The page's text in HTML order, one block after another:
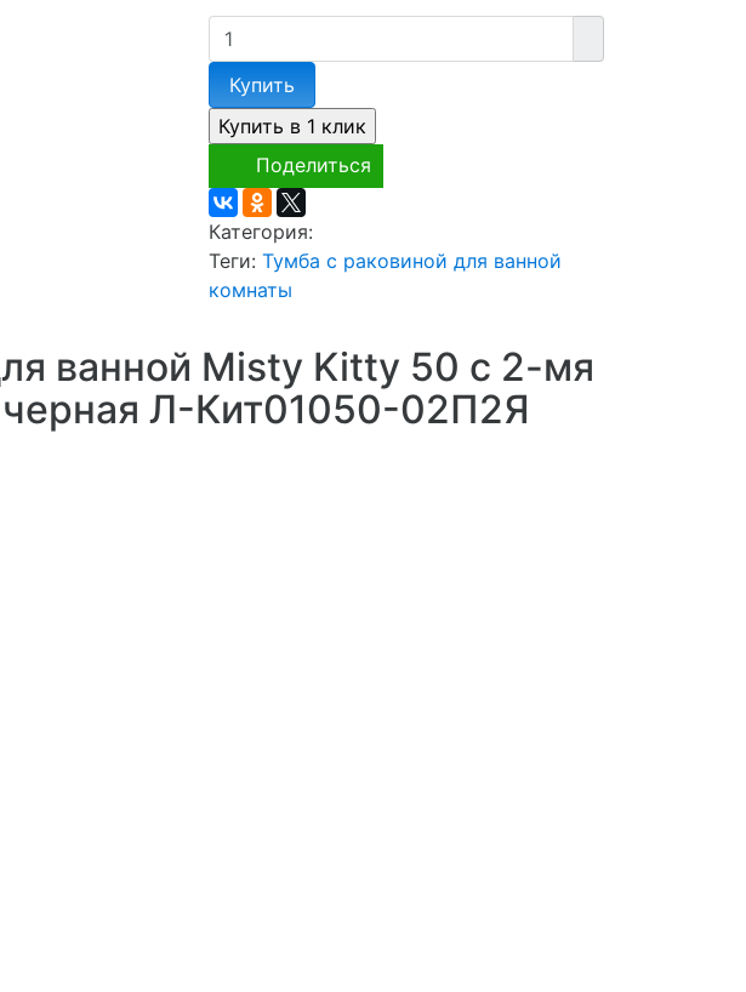
Купить
Поделиться
Категория:
Теги: Тумба с раковиной для ванной
комнаты
ванной Misty Kitty 50 с 2-мя
Л-Кит01050-02П2Я